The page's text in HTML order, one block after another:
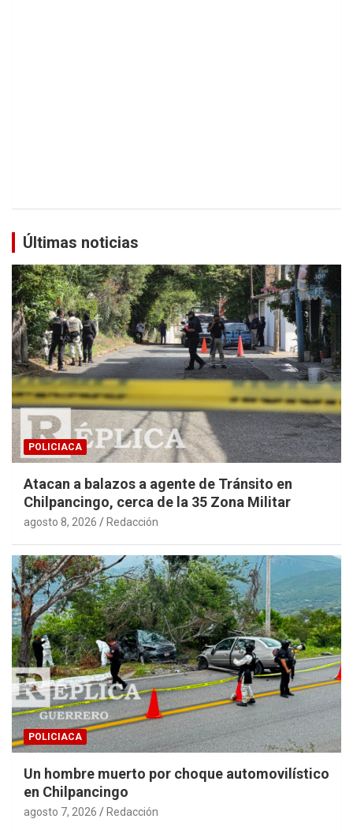
Últimas noticias
POLICIACA
Atacan a balazos a agente de Tránsito en
Chilpancingo, cerca de la 35 Zona Militar
agosto 8, 2026 Redacción
POLICIACA
Un hombre muerto por choque automovilístico
en Chilpancingo
agosto 7, 2026 Redacción